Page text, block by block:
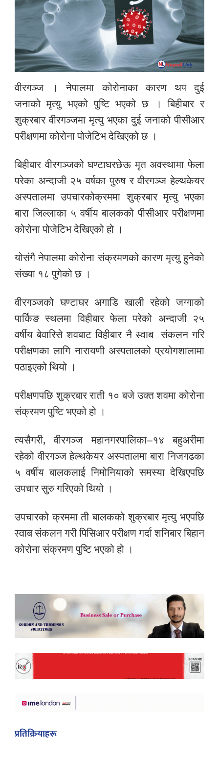
वीरगञ्ज । नेपालमा कोरोनाका कारण थप दुई
जनाको मृत्यु भएको पुष्टि भएको छ । बिहीबार र
शुक्रबार वीरगञ्जमा मृत्यु भएका दुई जनाको पीसीआर
परीक्षणमाकोरोनापोजेटिभदेखिएकोछ ।
बिहीबार वीरगञ्जको घण्टाघरछेऊ मृत अवस्थामा फेला
परेका अन्दाजी २५ वर्षका पुरुष र वीरगञ्ज हेल्थकेयर
अस्पतालमा उपचारकोक्रममा शुक्रबार मृत्यु भएका
बारा जिल्लाका ५ वर्षीय बालकको पीसीआर परीक्षणमा
कोरोनापोजेटिभदेखिएकोहो ।
योसंगै नेपालमाकोरोना संक्रमणको कारण मृत्यु हुनेको
संख्या १८ पुगेकोछ ।
वीरगञ्जको घण्टाघर अगाडि खाली रहेको जग्गाको
पार्किङ स्थलमा विहीबार फेला परेको अन्दाजी २५
वर्षीय बेवारिसे शवबाट विहीबार नैस्वाबसंकलन गरि
परीक्षणका लागि नारायणी अस्पतालको प्रयोगशालामा
पठाइएकोथियो ।
परीक्षणपछिशुक्रबारराती १० बजेउक्तशवमा कोरोना
संक्रमणपुष्टिभएकोहो ।
त्यसैगरी, वीरगञ्ज
महानगरपालिका–१४
बहुअरीमा
रहेको वीरगञ्ज हेल्थकेयर अस्पतालमा बारा निजगढका
५ वर्षीय बालकलाई निमोनियाको समस्या देखिएपछि
उपचारसुरुगरिएकोथियो ।
उपचारको क्रममातीबालकको शुक्रबार मृत्यु भएपछि
स्वाबसंकलनगरीपिसिआरपरीक्षणगर्दाशनिबारबिहान
कोरोनासंक्रमणपुष्टिभएकोहो ।
प्रतिक्रियाहरू